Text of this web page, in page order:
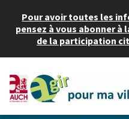
Pour avoir toutes les
pensez à vous abonner à
de la participation